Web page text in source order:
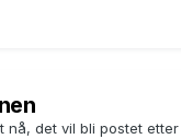
nå, det vil bli postet